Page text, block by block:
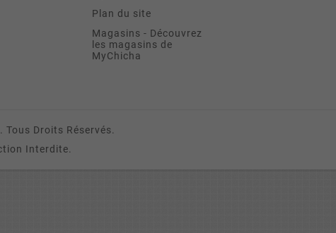
Plan du site
Magasins - Découvrez
les magasins de
MyChicha
Droits Réservés.
Interdite.